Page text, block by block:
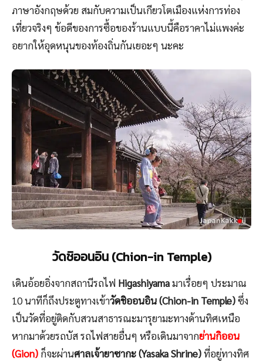
ภาษาอังกฤษด้วย สมกับความเป็นเกียวโตเมืองแห่งการท่อง
เที่ยวจริงๆ ข้อดีของการซื้อของร้านแบบนี้คือราคาไม่แพงค่ะ
อยากให้อุดหนุนของท้องถิ่นกันเยอะๆ นะคะ
วัดชิออนอิน (Chion-in Temple)
เดินอ้อยอิ่งจากสถานีรถไฟ Higashiyamaมาเรื่อยๆ ประมาณ
10 นาทีก็ถึงประตูทางเข้าวัดชิออนอิน (Chion-in Temple)ซึ่ง
เป็นวัดที่อยู่ติดกับสวนสาธารณะมารุยามะทางด้านทิศเหนือ
หากมาด้วยรถบัส รถไฟสายอื่นๆ หรือเดินมาจากย่านกิออน
(Gion) ก็จะผ่านศาลเจ้ายาซากะ (Yasaka Shrine)ที่อยู่ทางทิศ